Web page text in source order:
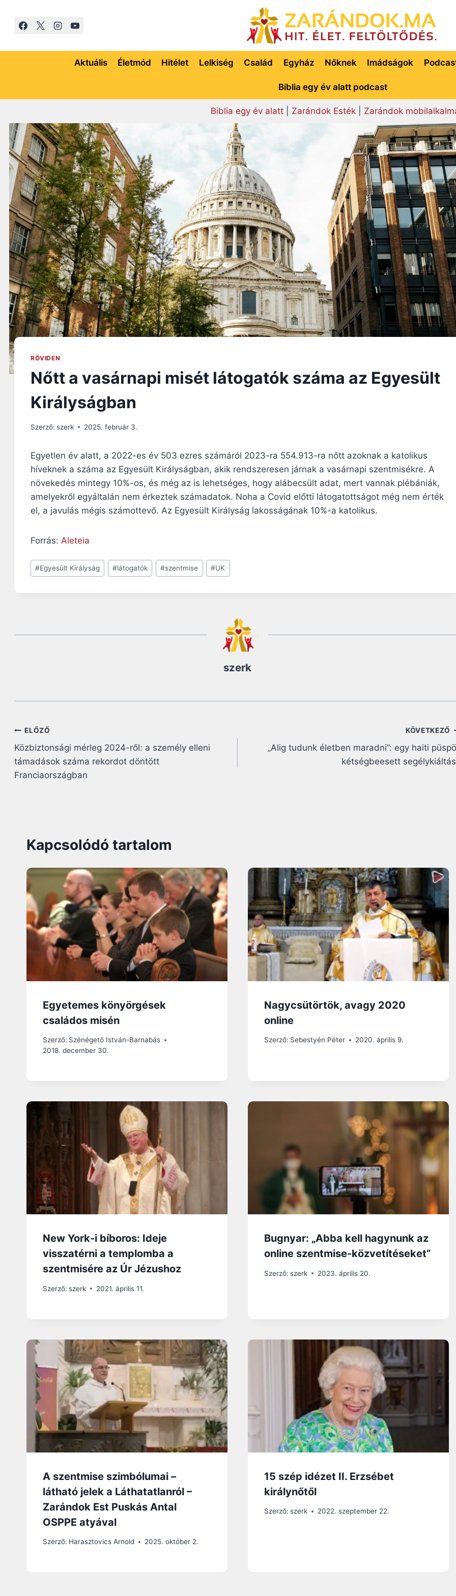
Aktuális Életmód Hitélet Lelkiség Család Egyház Nőknek Imádságok
Biblia egy év alatt podcast
Biblia egy év alatt| Zarándok Esték| Zarándok
RÖVIDEN
Nőtt a vasárnapi misét látogatók száma az Egyesült
Királyságban
Szerző: szerk 2025. február 3.
Egyetlen év alatt, a 2022-es év 503 ezres számáról 2023-ra 554.913-ra nőtt azoknak a katolikus
híveknek a száma az Egyesült Királyságban, akik rendszeresen járnak a vasárnapi szentmisékre. A
növekedés mintegy 10%-os, és még az is lehetséges, hogy alábecsült adat, mert vannak plébániák,
amelyekről egyáltalán nem érkeztek számadatok. Noha a Covid előtti látogatottságot még nem érték
el, a javulás mégis számottevő. Az Egyesült Királyság lakosságának 10%-a katolikus.
Forrás: Aleteia
Post
Tags:
#Egyesült Királyság #látogatók #szentmise #UK
szerk
Bejegyzés
navigáció
ELŐZŐ
Közbiztonsági mérleg 2024-ről: a személy elleni
támadások száma rekordot döntött
Franciaországban
KÖVETKEZŐ
„Alig tudunk életben maradni”: egy haiti
kétségbeesett
Kapcsolódó tartalom
Egyetemes könyörgések
családos misén
Szerző: Szénégető István-Barnabás
2018. december 30.
Nagycsütörtök, avagy 2020
online
Szerző: Sebestyén Péter 2020. április 9.
New York-i bíboros: Ideje
visszatérni a templomba a
szentmisére az Úr Jézushoz
Szerző: szerk 2021. április 11.
Bugnyar: „Abba kell hagynunk az
online szentmise-közvetítéseket”
Szerző: szerk 2023. április 20.
A szentmise szimbólumai –
látható jelek a Láthatatlanról –
Zarándok Est Puskás Antal
OSPPE atyával
Szerző: Harasztovics Arnold 2025. október 2.
15 szép idézet II. Erzsébet
királynőtől
Szerző: szerk 2022. szeptember 22.